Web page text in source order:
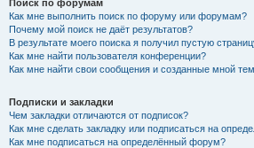
Поиск по форумам
Как мне выполнить поиск по форуму или форумам?
Почему мой поиск не даёт результатов?
В результате моего поиска я получил пустую
Как мне найти пользователя конференции?
Как мне найти свои сообщения и созданные мной
Подписки и закладки
Чем закладки отличаются от подписок?
Как мне сделать закладку или подписаться на
Как мне подписаться на определённый форум?